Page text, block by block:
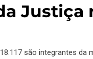
Justiça
são integrantes da